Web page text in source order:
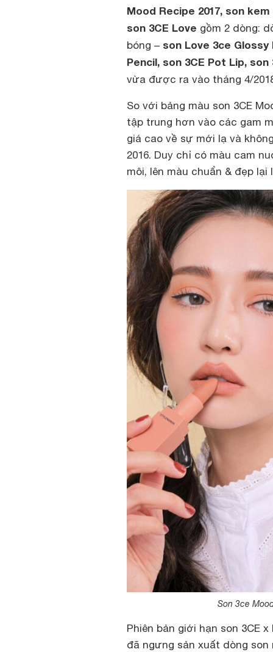
Mood Recipe 2017, son
son 3CE Love gồm 2 dòng:
bóng – son Love 3ce
Pencil, son 3CE Pot Lip, son
vừa được ra vào tháng 4/
So với bảng màu son 3CE
tập trung hơn vào các gam
giá cao về sự mới lạ và
2016. Duy chỉ có màu cam
môi, lên màu chuẩn & đẹp
Son 3ce
Phiên bản giới hạn son 3CE
đã ngưng sản xuất dòng son